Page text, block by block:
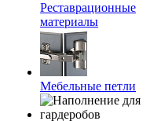
Реставрационные
материалы
Мебельные петли